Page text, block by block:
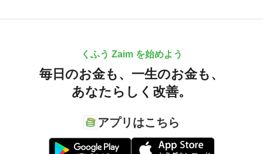
くふう Zaim を始めよう
毎日のお金も、 一生のお金も、
あなたらしく改善。
アプリはこちら